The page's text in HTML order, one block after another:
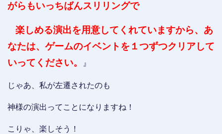
がらもいっちばんスリリングで
楽しめる演出を用意してくれていますから、あ
なたは、ゲームのイベントを１つずつクリアして
いってください。
』
じゃあ、私が左遷されたのも
神様の演出ってことになりますね！
こりゃ、楽しそう！